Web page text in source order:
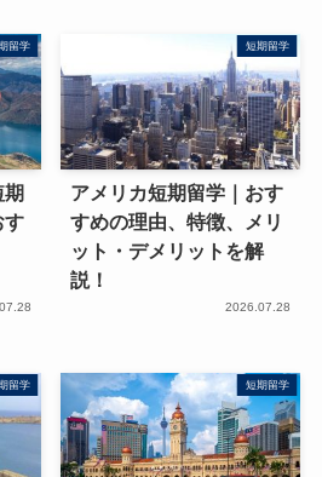
留学
す
短期留学
アメリカ短期留学｜おす
すめの理由、特徴、メリ
ット・デメリットを解
説！
2026.07.28
留学 短期留学